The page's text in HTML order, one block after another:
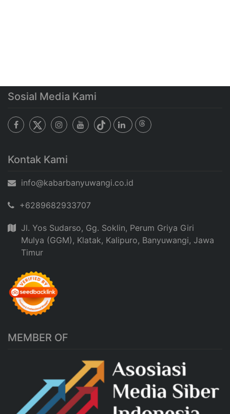
Sosial Media Kami
Kontak Kami
info@kabarbanyuwangi.co.id
+6289682933707
Jl. Yos Sudarso, Gg. Soklin, Perum Griya Giri
Mulya (GGM), Klatak, Kalipuro, Banyuwangi, Jawa
Timur
MEMBER OF